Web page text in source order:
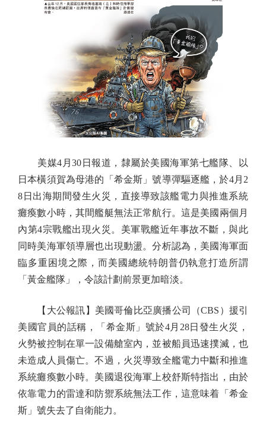
美媒4月30日報道，隸屬於美國海軍第七艦隊、以
日本橫須賀為母港的「希金斯」號導彈驅逐艦，於4月2
8日出海期間發生火災，直接導致該艦電力與推進系統
癱瘓數小時，其間艦艇無法正常航行。這是美國兩個月
內第4宗戰艦出現火災。美軍戰艦近年事故不斷，與此
同時美海軍領導層也出現動盪。分析認為，美國海軍面
臨多重困境之際，而美國總統特朗普仍執意打造所謂
「黃金艦隊」，令該計劃前景更加暗淡。
【大公報訊】美國哥倫比亞廣播公司（CBS）援引
美國官員的話稱，「希金斯」號於4月28日發生火災，
火勢被控制在單一設備艙室內，並被船員迅速撲滅，也
未造成人員傷亡。不過，火災導致全艦電力中斷和推進
系統癱瘓數小時。美國退役海軍上校舒斯特指出，由於
依靠電力的雷達和防禦系統無法工作，這意味着「希金
斯」號失去了自衛能力。